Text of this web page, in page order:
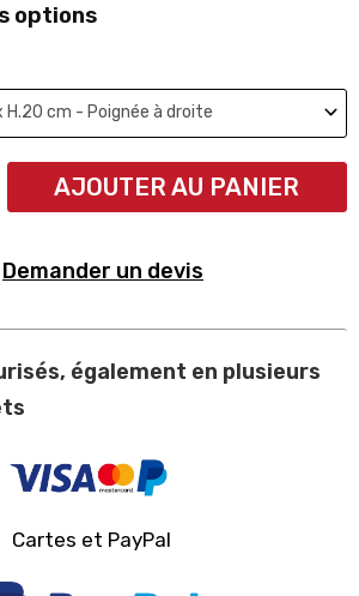
options
AJOUTER AU PANIER
demander un devis
également en plusieurs
Cartes et PayPal